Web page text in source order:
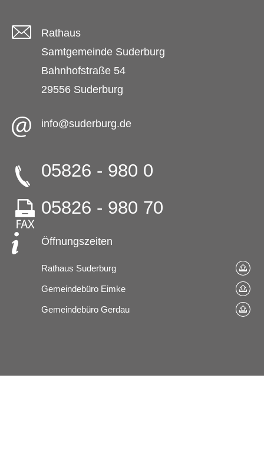
Rathaus
Samtgemeinde Suderburg
Bahnhofstraße 54
29556 Suderburg
info@suderburg.de
05826 - 980 0
05826 - 980 70
Öffnungszeiten
Rathaus Suderburg
Gemeindebüro Eimke
Gemeindebüro Gerdau